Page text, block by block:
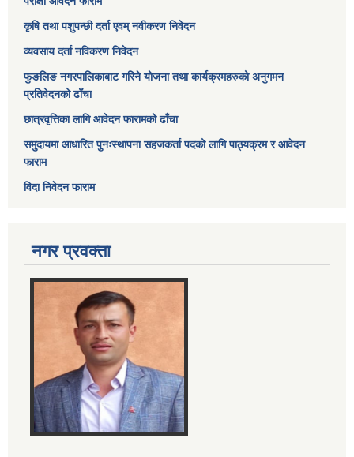
कृषि तथा पशुपन्छी दर्ता एवम् नवीकरण निवेदन
व्यवसाय दर्ता नविकरण निवेदन
फुङलिङ नगरपालिकाबाट गरिने योजना तथा कार्यक्रमहरुको अनुगमन
प्रतिवेदनको ढाँचा
छात्रवृत्तिका लागि आवेदन फारामको ढाँचा
समुदायमा आधारित पुनःस्थापना सहजकर्ता पदको लागि पाठ्यक्रम र आवेदन
फाराम
विदा निवेदन फाराम
नगर प्रवक्ता